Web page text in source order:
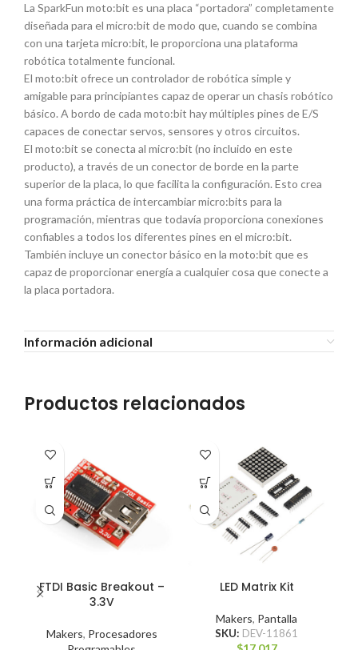
La SparkFun moto:bit es una placa “portadora” completamente
diseñada para el micro:bit de modo que, cuando se combina
con una tarjeta micro:bit, le proporciona una plataforma
robótica totalmente funcional.
El moto:bit ofrece un controlador de robótica simple y
amigable para principiantes capaz de operar un chasis robótico
básico. A bordo de cada moto:bit hay múltiples pines de E/S
capaces de conectar servos, sensores y otros circuitos.
El moto:bit se conecta al micro:bit (no incluido en este
producto), a través de un conector de borde en la parte
superior de la placa, lo que facilita la configuración. Esto crea
una forma práctica de intercambiar micro:bits para la
programación, mientras que todavía proporciona conexiones
confiables a todos los diferentes pines en el micro:bit.
También incluye un conector básico en la moto:bit que es
capaz de proporcionar energía a cualquier cosa que conecte a
la placa portadora.
Información adicional
Productos relacionados
FTDI Basic Breakout –
3.3V
Makers, Procesadores
LED Matrix Kit
Makers, Pantalla
SKU: DEV-11861